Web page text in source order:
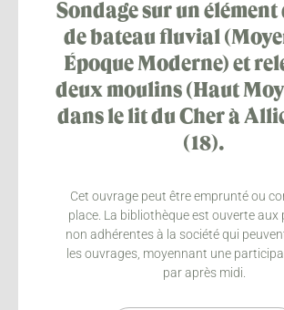
Sondage sur un élément
de bateau fluvial
Époque Moderne) et
deux moulins (Haut
dans le lit du Cher à
(18).
Cet ouvrage peut être emprunté ou
place. La bibliothèque est ouverte aux
non adhérentes à la société qui
les ouvrages, moyennant une
par après midi.